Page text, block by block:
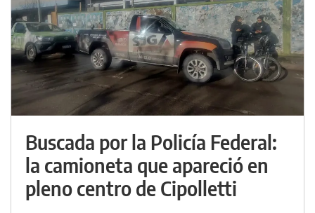
Buscada por la Policía Federal:
la camioneta que apareció en
pleno centro de Cipolletti